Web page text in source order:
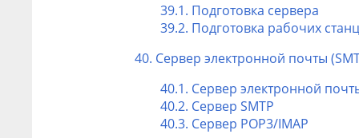
39.1. Подготовка сервера
39.2. Подготовка рабочих
40. Сервер электронной почты
40.1. Сервер электронной
40.2. Сервер SMTP
40.3. Сервер POP3/IMAP